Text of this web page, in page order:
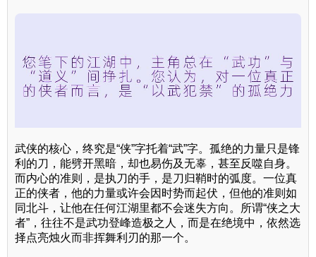
武侠的核心，终究是“侠”字托着“武”字。孤绝的力量只是锋
利的刀，能劈开黑暗，却也易伤及无辜，甚至反噬自身。
而内心的准则，是执刀的手，是刀归鞘时的弧度。一位真
正的侠者，他的力量或许会因时势而起伏，但他的准则如
同北斗，让他在任何江湖里都不会迷失方向。所谓“侠之大
者”，往往不是武功登峰造极之人，而是在绝境中，依然选
择点亮烛火而非挥舞利刃的那一个。